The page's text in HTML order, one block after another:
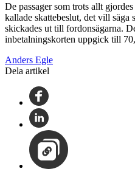
De passager som trots allt
kallade skattebeslut, det vill säga
skickades ut till fordonsägarna.
inbetalningskorten uppgick till
Anders Egle
Dela artikel